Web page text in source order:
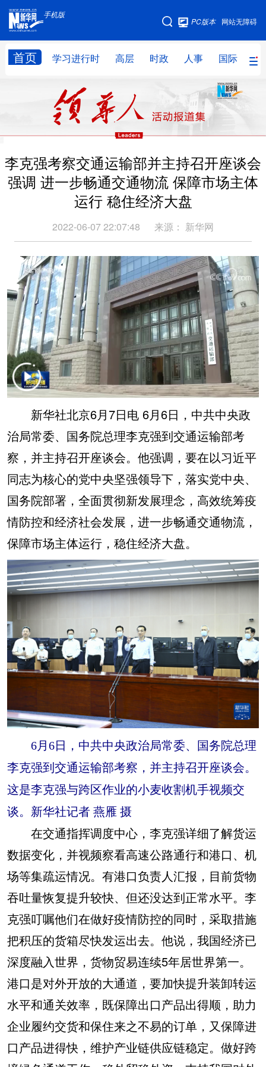
手机版
网站无障碍
PC版本
首页 学习进行时 高层 时政 人事 国际 财
手机版
网站地图
高层 人事
财经 网评
台湾 思客智库 全球连线 教育
科技 科创 量子 体育
文化 书画 健康 军事
法律 中央文件 金融 汽车
食品 人居 信息化 数字经济
学术中国 乡村振兴 银龄 溯源中国
城市 旅游 能源 会展
彩票 娱乐 时尚 悦读
公益 一带一路 亚太网 上市公司
文化产业
地方频道
北京 天津 河北 山西
辽宁 吉林 上海 江苏
山东 河南 湖北
广东 广西 海南 重庆
四川 贵州 云南 西藏
陕西
新疆 内蒙古 黑龙江
多语种频道
English Español Français عربى
Deutsch Português
李克强考察交通运输部并主持召开座谈会
强调 进一步畅通交通物流 保障市场主体
运行 稳住经济大盘
2022-06-07 22:07:48 来源： 新华网
新华社北京6月7日电 6月6日，中共中央政
治局常委、国务院总理李克强到交通运输部考
察，并主持召开座谈会。他强调，要在以习近平
同志为核心的党中央坚强领导下，落实党中央、
国务院部署，全面贯彻新发展理念，高效统筹疫
情防控和经济社会发展，进一步畅通交通物流，
保障市场主体运行，稳住经济大盘。
6月6日，中共中央政治局常委、国务院总理
李克强到交通运输部考察，并主持召开座谈会。
这是李克强与跨区作业的小麦收割机手视频交
谈。新华社记者 燕雁 摄
在交通指挥调度中心，李克强详细了解货运
数据变化，并视频察看高速公路通行和港口、机
场等集疏运情况。有港口负责人汇报，目前货物
吞吐量恢复提升较快、但还没达到正常水平。李
克强叮嘱他们在做好疫情防控的同时，采取措施
把积压的货箱尽快发运出去。他说，我国经济已
深度融入世界，货物贸易连续5年居世界第一。
港口是对外开放的大通道，要加快提升装卸转运
水平和通关效率，既保障出口产品出得顺，助力
企业履约交货和保住来之不易的订单，又保障进
口产品进得快，维护产业链供应链稳定。做好跨